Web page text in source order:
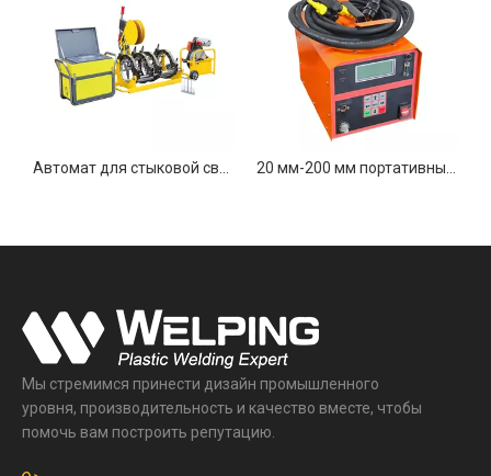
Мы стремимся принести дизайн промышленного
уровня, производительность и качество вместе, чтобы
помочь вам построить репутацию.